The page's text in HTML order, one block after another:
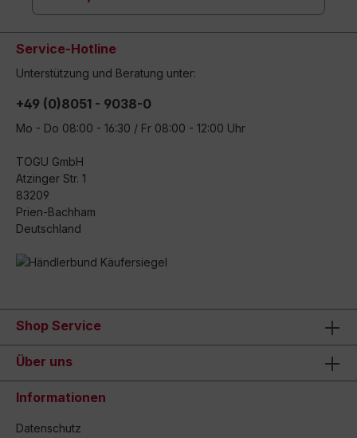
Service-Hotline
Unterstützung und Beratung unter:
+49 (0)8051 - 9038-0
Mo - Do 08:00 - 16:30 / Fr 08:00 - 12:00 Uhr
TOGU GmbH
Atzinger Str. 1
83209
Prien-Bachham
Deutschland
Shop Service
Über uns
Informationen
Datenschutz